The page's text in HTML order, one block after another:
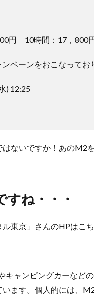
円 10時間：17，800
ペーンをおこなってお
) 12:25
はないですか！あのM2
すね・・・
東京」さんのHPはこち
キャンピングカーなど
ます。個人的には、